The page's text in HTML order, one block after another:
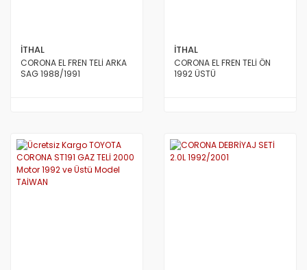
İTHAL
CORONA EL FREN TELİ ARKA
SAG 1988/1991
İTHAL
CORONA EL FREN TELİ ÖN
1992 ÜSTÜ